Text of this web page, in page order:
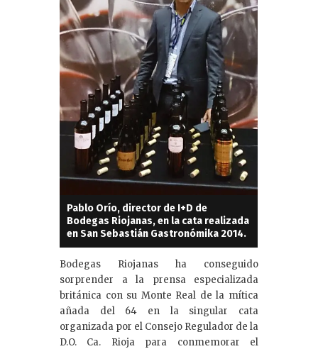
Pablo Orío, director de I+D de
Bodegas Riojanas, en la cata realizada
en San Sebastián Gastronómika 2014.
Bodegas Riojanas ha conseguido
sorprender a la prensa especializada
británica con su Monte Real de la mítica
añada del 64 en la singular cata
organizada por el Consejo Regulador de la
D.O. Ca. Rioja para conmemorar el